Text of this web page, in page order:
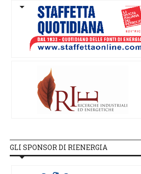
GLI SPONSOR DI RIENERGIA